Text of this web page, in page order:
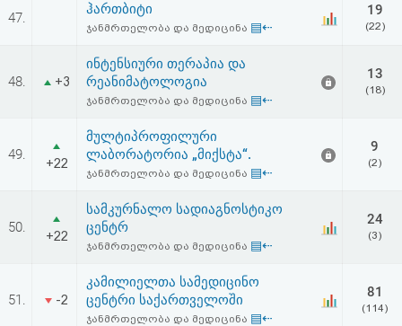
სალიცენზიო
შეთანხმება
პასუხისმგებლობის
47.
ჰართბიტი
ჯანმრთელობა და მედიცინა ▤⇠
19
(22)
48. +3
ინტენსიური თერაპია და
რეანიმატოლოგია
ჯანმრთელობა და მედიცინა ▤⇠
13
(18)
49.
+22
მულტიპროფილური
ლაბორატორია „მიქსტა“.
ჯანმრთელობა და მედიცინა ▤⇠
9
(2)
50.
+22
სამკურნალო სადიაგნოსტიკო
ცენტრ
ჯანმრთელობა და მედიცინა ▤⇠
24
(3)
51. -2
კამილიელთა სამედიცინო
ცენტრი საქართველოში
ჯანმრთელობა და მედიცინა ▤⇠
81
(114)